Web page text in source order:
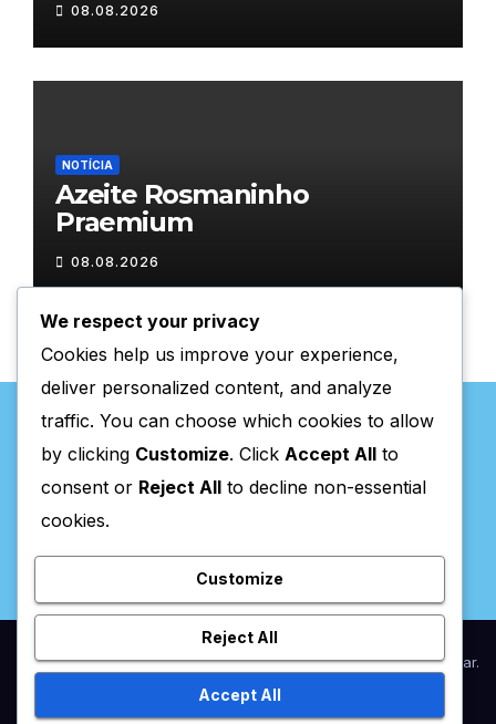
08.08.2026
NOTÍCIA
Azeite Rosmaninho
Praemium
08.08.2026
Valpaços Online
Proudly powered by WordPress|Theme:NewsupbyThemeansar.
HomeAnunciar / AssinaturasEstatuto EditorialFicha Técnica
We respect your privacy
Cookies help us improve your experience,
deliver personalized content, and analyze
traffic. You can choose which cookies to allow
by clicking Customize. Click Accept All to
consent or Reject All to decline non-essential
cookies.
Customize
Reject All
Accept All